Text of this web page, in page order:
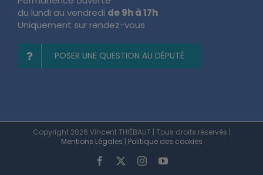
Permanence ouverte
du lundi au vendredide 9h à 17h
POSER UNE QUESTION AU DÉPUTÉ
Copyright 2026 Vincent THIÉBAUT | Tous droits réservés |